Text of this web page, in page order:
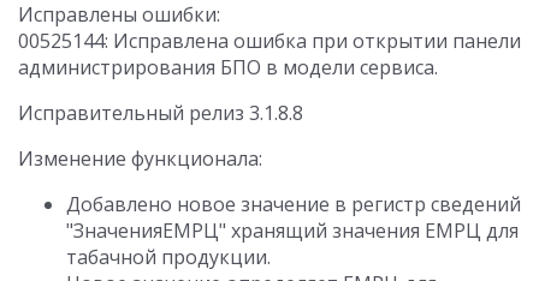
Исправлены ошибки:
00525144: Исправлена ошибка при открытии панели
администрирования БПО в модели сервиса.
Исправительный релиз 3.1.8.8
Изменение функционала:
Добавлено новое значение в регистр сведений
"ЗначенияЕМРЦ" хранящий значения ЕМРЦ для
табачной продукции.